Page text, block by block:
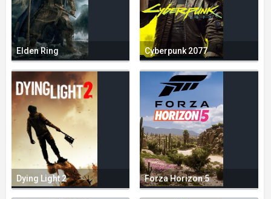
Elden Ring Cyberpunk 2077
Dying Light 2 Forza Horizon 5